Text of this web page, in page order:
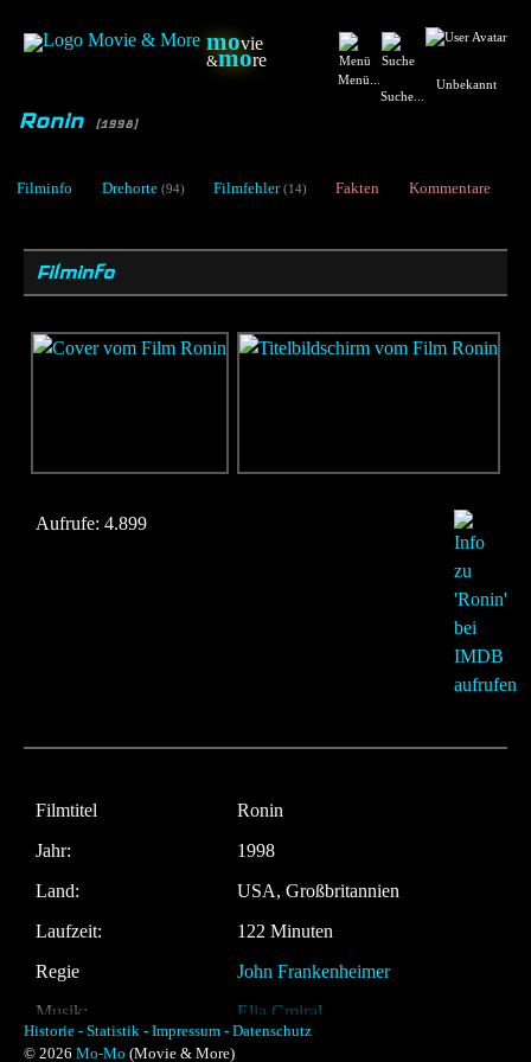
movie
&more
Menü...
Suche...
Unbekannt
Ronin [1998]
Filminfo Drehorte (94) Filmfehler (14) Fakten Kommentare
Filminfo
Aufrufe: 4.899
Filmtitel
Ronin
Jahr:
1998
Land:
USA, Großbritannien
Laufzeit:
122 Minuten
Regie
John Frankenheimer
Musik:
Elia Cmiral
Historie - Statistik - Impressum - Datenschutz
© 2026 Mo-Mo (Movie & More)